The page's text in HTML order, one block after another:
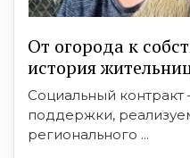
От огорода к
история
Социальный
поддержки,
регионального ...